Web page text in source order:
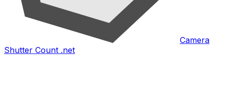
Camera
Shutter Count .net